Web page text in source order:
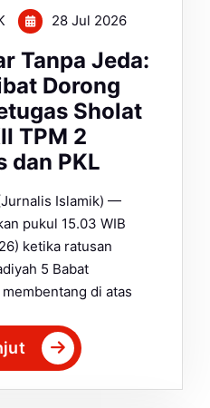
28 Jul 2026
Tanpa Jeda:
Dorong
Sholat
TPM 2
dan PKL
Islamik) —
pukul 15.03 WIB
ketika ratusan
5 Babat
di atas